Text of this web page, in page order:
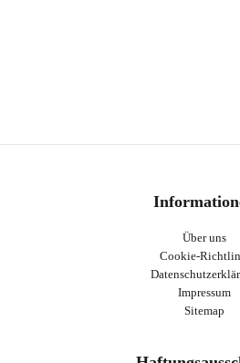
Über uns
Cookie-
Impressum
Sitemap